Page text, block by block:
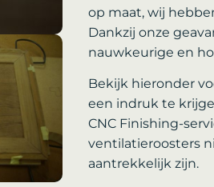
op maat, wij
Dankzij onze
nauwkeurige en
Bekijk hieronder
een indruk te
CNC Finishing-
ventilatieroosters
aantrekkelijk zijn.